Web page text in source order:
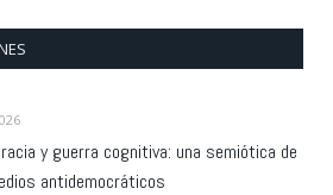
y guerra cognitiva: una semiótica de
antidemocráticos